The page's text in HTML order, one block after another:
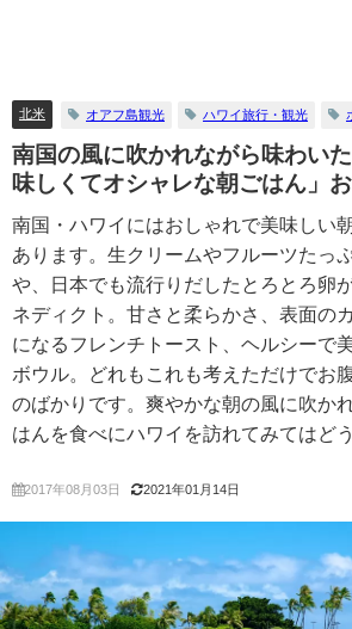
北米 オアフ島観光 ハワイ旅行・観光
南国の風に吹かれながら味わい
味しくてオシャレな朝ごはん」
南国・ハワイにはおしゃれで美味しい
あります。生クリームやフルーツたっ
や、日本でも流行りだしたとろとろ卵
ネディクト。甘さと柔らかさ、表面の
になるフレンチトースト、ヘルシーで
ボウル。どれもこれも考えただけでお
のばかりです。爽やかな朝の風に吹か
はんを食べにハワイを訪れてみてはど
2017年08月03日 2021年01月14日